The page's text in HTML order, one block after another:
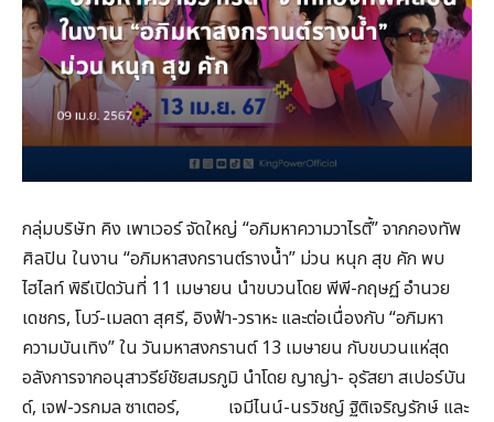
กลุ่มบริษัท คิง เพาเวอร์ จัดใหญ่ “อภิมหาความวาไรตี้” จากกองทัพ
ศิลปิน ในงาน “อภิมหาสงกรานต์รางน้ำ” ม่วน หนุก สุข คัก พบ
ไฮไลท์ พิธีเปิดวันที่ 11 เมษายน นำขบวนโดย พีพี-กฤษฏ์ อำนวย
เดชกร, โบว์-เมลดา สุศรี, อิงฟ้า-วราหะ และต่อเนื่องกับ “อภิมหา
ความบันเทิง” ใน วันมหาสงกรานต์ 13 เมษายน กับขบวนแห่สุด
อลังการจากอนุสาวรีย์ชัยสมรภูมิ นำโดย ญาญ่า- อุรัสยา สเปอร์บัน
ด์, เจฟ-วรกมล ซาเตอร์, เจมีไนน์-นรวิชญ์ ฐิติเจริญรักษ์ และ